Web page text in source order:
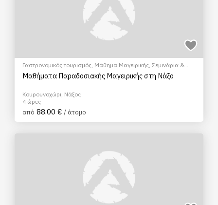
Γαστρονομικός τουρισμός, Μάθημα Μαγειρικής, Σεμινάρια &
Μαθήματα
Μαθήματα Παραδοσιακής Μαγειρικής στη Νάξο
Κουρουνοχώρι, Νάξος
4 ώρες
από 88.00 € / άτομο